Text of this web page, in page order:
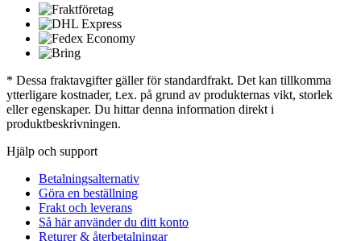
* Dessa fraktavgifter gäller för standardfrakt. Det kan tillkomma
ytterligare kostnader, t.ex. på grund av produkternas vikt, storlek
eller egenskaper. Du hittar denna information direkt i
produktbeskrivningen.
Hjälp och support
Betalningsalternativ
Göra en beställning
Frakt och leverans
Så här använder du ditt konto
Returer & återbetalningar